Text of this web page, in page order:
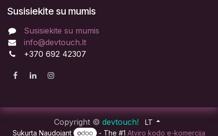
Susisiekite su mumis
Susisiekite su mumis
info@devtouch.lt
+370 692 42307
Copyright © devtouch!
LT
Sukurta Naudojant
- The #1Atviro kodo e-komercija